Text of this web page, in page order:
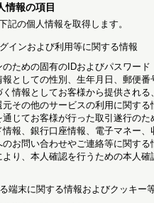
情報の項目
記の個人情報を取得します。
インおよび利用等に関する情報
ための固有のIDおよびパスワード
としての性別、生年月日、郵便
く情報としてお客様から提供され
その他のサービスの利用に関する
じてお客様が行った取引遂行の
情報、銀行口座情報、電子マネー
お問い合わせやご連絡等に関する
り、本人確認を行うための本人
端末に関する情報およびクッキ